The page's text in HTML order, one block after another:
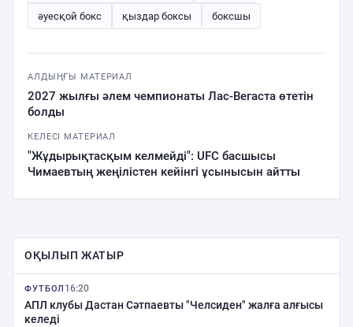
әуесқой бокс қыздар боксы боксшы
АЛДЫҢҒЫ МАТЕРИАЛ
2027 жылғы әлем чемпионаты Лас-Вегаста өтетін
болды
КЕЛЕСІ МАТЕРИАЛ
"Жұдырықтасқым келмейді": UFC басшысы
Чимаевтың жеңілістен кейінгі ұсынысын айтты
ОҚЫЛЫП ЖАТЫР
ФУТБОЛ 16:20
АПЛ клубы Дастан Сәтпаевты "Челсиден" жалға алғысы
келеді